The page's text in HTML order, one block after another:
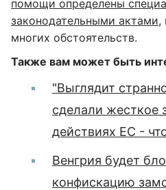
помощи определены
законодательными актами,
многих обстоятельств.
Также вам может быть
"Выглядит
сделали жесткое
действиях ЕС -
Венгрия будет
конфискацию